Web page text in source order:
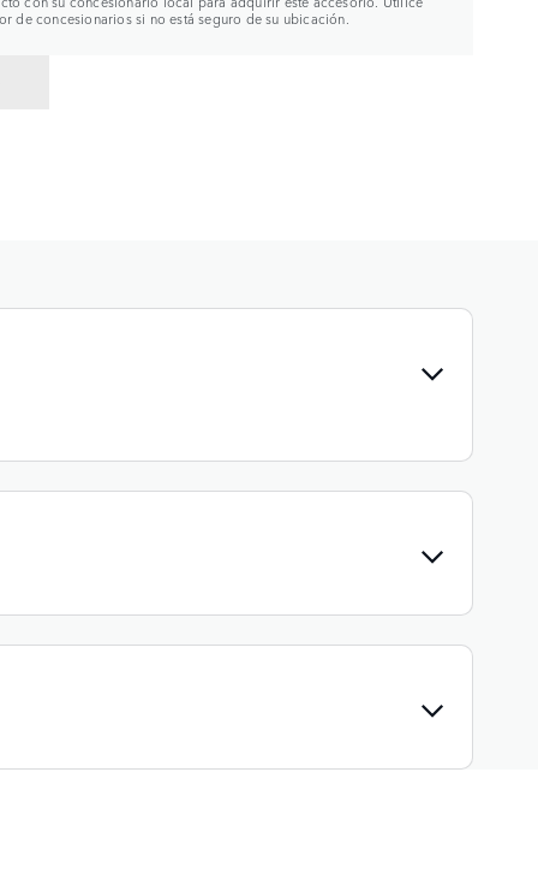
de concesionarios si no está seguro de su ubicación.